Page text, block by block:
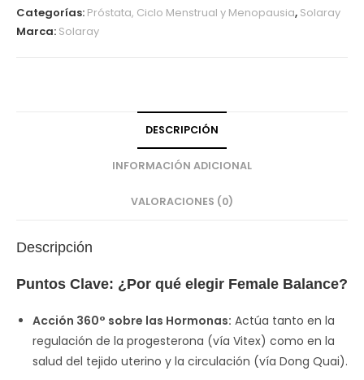
Categorías: Próstata, Ciclo Menstrual y Menopausia, Solaray
Marca: Solaray
DESCRIPCIÓN
INFORMACIÓN ADICIONAL
VALORACIONES (0)
Descripción
Puntos Clave: ¿Por qué elegir Female Balance?
Acción 360° sobre las Hormonas: Actúa tanto en la
regulación de la progesterona (vía Vitex) como en la
salud del tejido uterino y la circulación (vía Dong Quai).